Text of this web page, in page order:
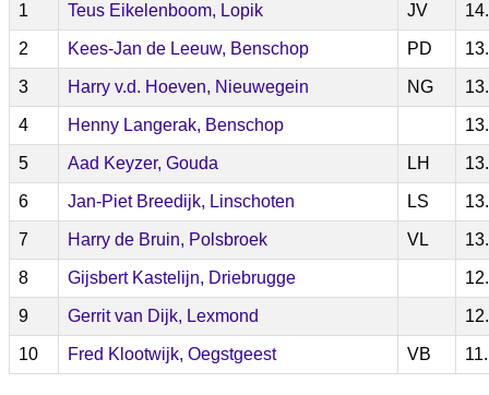
1 Teus Eikelenboom, Lopik JV
2 Kees-Jan de Leeuw, Benschop PD
3 Harry v.d. Hoeven, Nieuwegein NG
4 Henny Langerak, Benschop
5 Aad Keyzer, Gouda LH
6 Jan-Piet Breedijk, Linschoten LS
7 Harry de Bruin, Polsbroek VL
8 Gijsbert Kastelijn, Driebrugge
9 Gerrit van Dijk, Lexmond
10 Fred Klootwijk, Oegstgeest VB